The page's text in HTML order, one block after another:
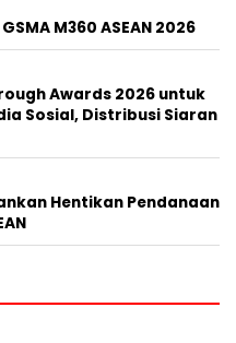
M360 ASEAN 2026
Awards 2026 untuk
Sosial, Distribusi Siaran
Hentikan Pendanaan